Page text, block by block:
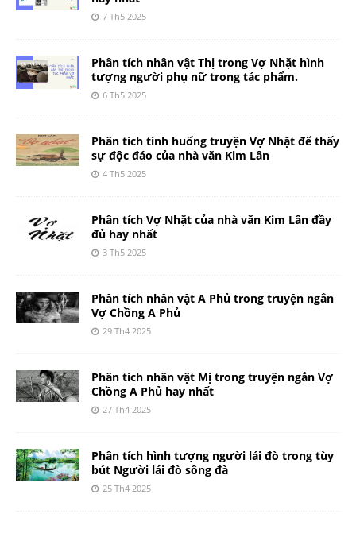
7 Th5 2025
Phân tích nhân vật Thị trong Vợ Nhặt hình
tượng người phụ nữ trong tác phẩm.
6 Th5 2025
Phân tích tình huống truyện Vợ Nhặt để thấy
sự độc đáo của nhà văn Kim Lân
4 Th5 2025
Phân tích Vợ Nhặt của nhà văn Kim Lân đầy
đủ hay nhất
3 Th5 2025
Phân tích nhân vật A Phủ trong truyện ngắn
Vợ Chồng A Phủ
29 Th4 2025
Phân tích nhân vật Mị trong truyện ngắn Vợ
Chồng A Phủ hay nhất
27 Th4 2025
Phân tích hình tượng người lái đò trong tùy
bút Người lái đò sông đà
25 Th4 2025